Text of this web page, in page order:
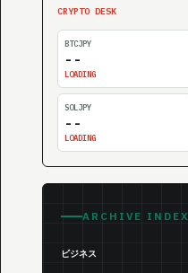
CRYPTO DESK
BTCJPY
--
LOADING
SOLJPY
--
LOADING
ARCHIVE INDEX
ビジネス